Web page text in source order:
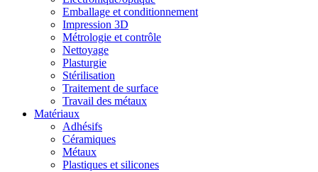
Emballage et conditionnement
Impression 3D
Métrologie et contrôle
Nettoyage
Plasturgie
Stérilisation
Traitement de surface
Travail des métaux
Matériaux
Adhésifs
Céramiques
Métaux
Plastiques et silicones